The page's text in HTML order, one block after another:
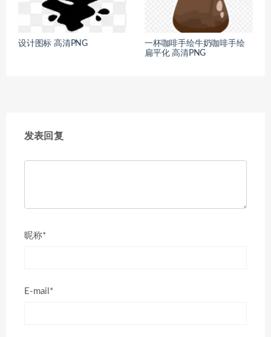
设计图标 高清PNG
一杯咖啡手绘牛奶咖啡手绘
扁平化 高清PNG
发表回复
昵称*
E-mail*